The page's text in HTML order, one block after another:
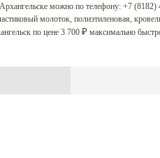
можно по телефону: +7 (8182)
молоток, полиэтиленовая,
по цене 3 700 ₽ максимально